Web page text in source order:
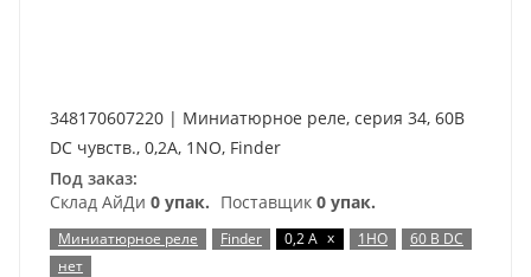
348170607220 | Миниатюрное реле, серия 34, 60В
DC чувств., 0,2А, 1NO, Finder
Под заказ:
Склад АйДи 0 упак. Поставщик 0 упак.
Миниатюрное реле Finder 0,2 А x 1НО
60 В DC
нет